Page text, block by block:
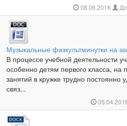
08.06.2016
Музыкальные физкультминутки на
В процессе учебной деятельности
особенно детям первого класса, на
занятий в кружке трудно постоянно
связ...